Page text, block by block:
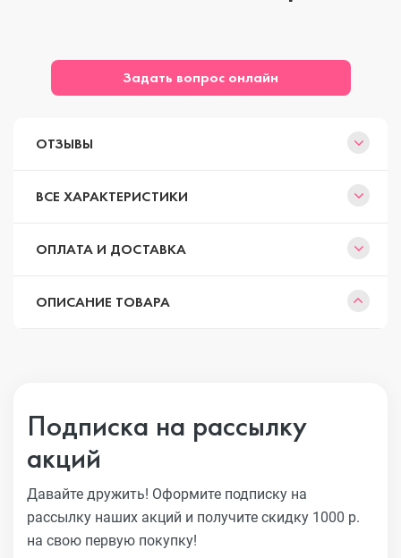
Задать вопрос онлайн
ОТЗЫВЫ
ВСЕ ХАРАКТЕРИСТИКИ
ОПЛАТА И ДОСТАВКА
ОПИСАНИЕ ТОВАРА
Подписка на рассылку
акций
Давайте дружить! Оформите подписку на
рассылку наших акций и получите скидку 1000 р.
на свою первую покупку!